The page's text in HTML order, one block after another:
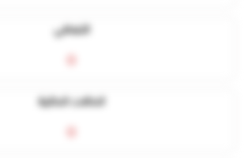
التعافي
0
الحالات الحالية
0